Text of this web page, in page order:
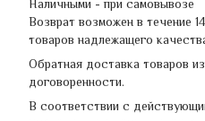
Наличными - при самовывозе
Возврат возможен в течение
товаров надлежащего
Обратная доставка товаров
договоренности.
В соответствии с